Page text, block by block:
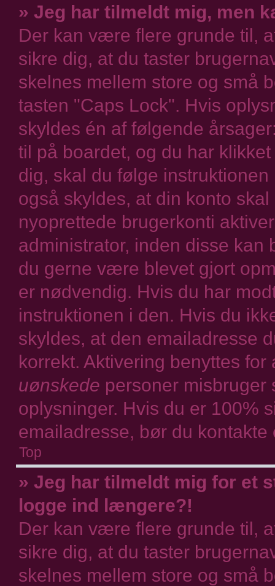
» Jeg har tilmeldt mig, men
Der kan være flere grunde til,
sikre dig, at du taster
skelnes mellem store og små
tasten "Caps Lock". Hvis
skyldes én af følgende
til på boardet, og du har
dig, skal du følge
også skyldes, at din konto
nyoprettede brugerkonti
administrator, inden disse kan
du gerne være blevet gjort
er nødvendig. Hvis du har
instruktionen i den. Hvis du
skyldes, at den emailadresse
korrekt. Aktivering benyttes
uønskede personer misbruger
oplysninger. Hvis du er 100%
emailadresse, bør du
Top
» Jeg har tilmeldt mig for et
logge ind længere?!
Der kan være flere grunde til,
sikre dig, at du taster
skelnes mellem store og små